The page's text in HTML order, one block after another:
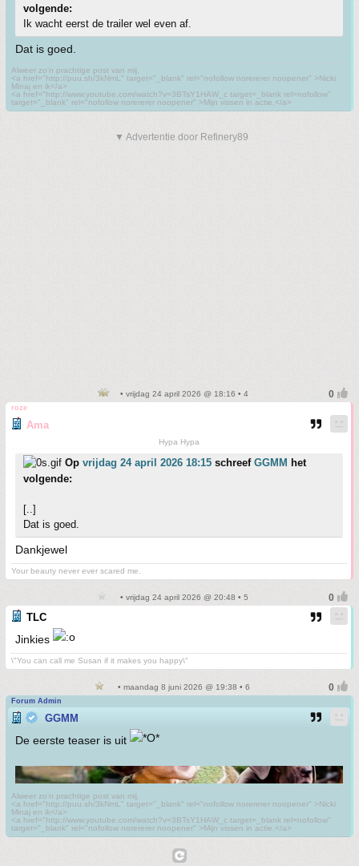
volgende:
Ik wacht eerst de trailer wel even af.
Dat is goed.
Alweer zo'n prachtige post van mij.
<a href="http://puu.sh/3kNmL" target="_blank" rel="nofollow norererer noopener" >Nicki
Minaj en ik</a>
<a href="http://www.youtube.com/watch?v=3BTsY1HAW_c target=_blank rel=nofollow"
target="_blank" rel="nofollow norererer noopener" >Mijn vissen in actie.</a>
▼ Advertentie door Refinery89
• vrijdag 24 april 2026 @ 18:16 • 4
roze
Ama
Hypa Hypa
Op vrijdag 24 april 2026 18:15 schreef GGMM het
volgende:
[..]
Dat is goed.
Dankjewel
Your beauty never ever scared me.
• vrijdag 24 april 2026 @ 20:48 • 5
TLC
Jinkies
\"You can call me Susan if it makes you happy\"
• maandag 8 juni 2026 @ 19:38 • 6
Forum Admin
GGMM
De eerste teaser is uit
Alweer zo'n prachtige post van mij.
<a href="http://puu.sh/3kNmL" target="_blank" rel="nofollow norererer noopener" >Nicki
Minaj en ik</a>
<a href="http://www.youtube.com/watch?v=3BTsY1HAW_c target=_blank rel=nofollow"
target="_blank" rel="nofollow norererer noopener" >Mijn vissen in actie.</a>